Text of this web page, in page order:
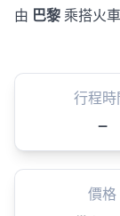
由 巴黎 乘搭火
行程時
—
價格